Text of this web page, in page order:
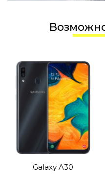
Galaxy A30